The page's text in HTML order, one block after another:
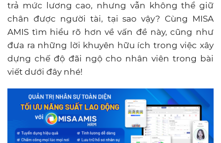
trả mức lương cao, nhưng vẫn không thể giữ
chân được người tài, tại sao vậy? Cùng MISA
AMIS tìm hiểu rõ hơn về vấn đề này, cũng như
đưa ra những lời khuyên hữu ích trong việc xây
dựng chế độ đãi ngộ cho nhân viên trong bài
viết dưới đây nhé!